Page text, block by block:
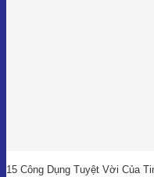
15 Công Dụng Tuyệt Vời Của